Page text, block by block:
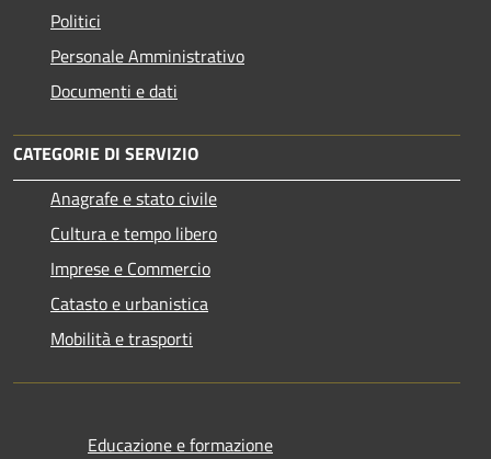
Politici
Personale Amministrativo
Documenti e dati
CATEGORIE DI SERVIZIO
Anagrafe e stato civile
Cultura e tempo libero
Imprese e Commercio
Catasto e urbanistica
Mobilità e trasporti
Educazione e formazione